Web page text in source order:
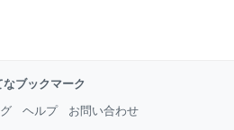
なブックマーク
ヘルプ お問い合わせ